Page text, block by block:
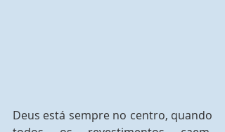
Deus está sempre no centro, quando